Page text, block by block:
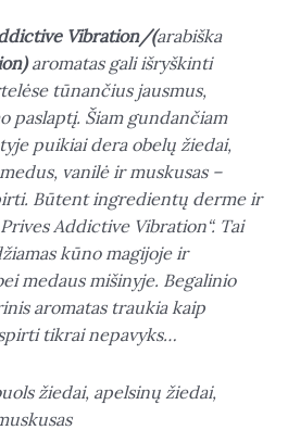
Vibration/(arabiška
aromatas gali išryškinti
tūnančius jausmus,
paslaptį. Šiam gundančiam
puikiai dera obelų žiedai,
vanilė ir muskusas –
Būtent ingredientų derme ir
Addictive Vibration“. Tai
kūno magijoje ir
medaus mišinyje. Begalinio
aromatas traukia kaip
tikrai nepavyks…
žiedai, apelsinų žiedai,